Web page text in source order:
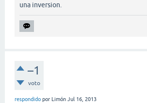
una inversion.
–1
voto
respondido por Limón Jul 16, 2013